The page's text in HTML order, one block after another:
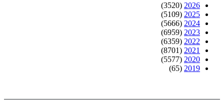
2026
(3520)
2025
(5109)
2024
(5666)
2023
(6959)
2022
(6359)
2021
(8701)
2020
(5577)
2019
(65)